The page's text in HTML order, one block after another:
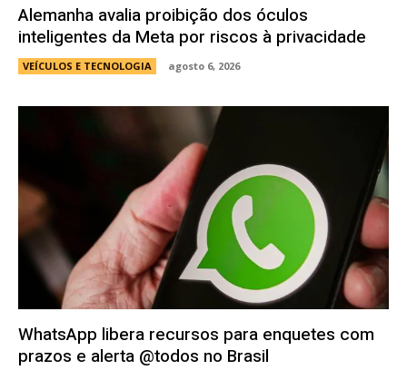
Alemanha avalia proibição dos óculos
inteligentes da Meta por riscos à privacidade
VEÍCULOS E TECNOLOGIA agosto 6, 2026
WhatsApp libera recursos para enquetes com
prazos e alerta @todos no Brasil